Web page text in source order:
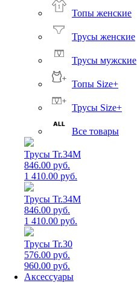
Топы женские
Трусы женские
Трусы мужские
Топы Size+
Трусы Size+
Все товары
Трусы Tr.34M
846.00 руб.
1 410.00 руб.
Трусы Tr.34M
846.00 руб.
1 410.00 руб.
Трусы Tr.30
576.00 руб.
960.00 руб.
Аксессуары